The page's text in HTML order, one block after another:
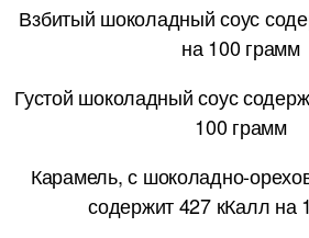
Взбитый шоколадный соус
на 100 грамм
Густой шоколадный соус
100 грамм
Карамель, с шоколадно-
содержит 427 кКалл на